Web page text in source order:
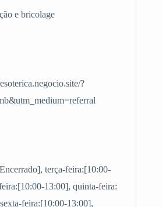
e bricolage
?
terça-feira:[10:00-
13:00], quinta-feira:
feira:[10:00-13:00],